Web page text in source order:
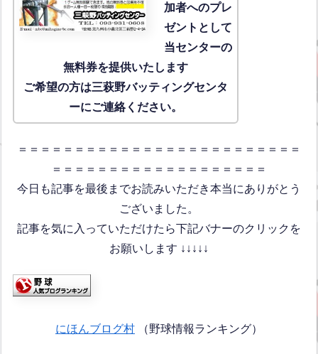
加者へのプレ
ゼントとして
当センターの
無料券を提供いたします
ご希望の方は三萩野バッティングセンタ
ーにご連絡ください。
＝＝＝＝＝＝＝＝＝＝＝＝＝＝＝＝＝＝＝＝＝＝＝＝＝
＝＝＝＝＝＝＝＝＝＝＝＝＝＝＝＝＝＝＝
今日も記事を最後までお読みいただき本当にありがとう
ございました。
記事を気に入っていただけたら下記バナーのクリックを
お願いします ↓↓↓↓↓
にほんブログ村 （野球情報ランキング）